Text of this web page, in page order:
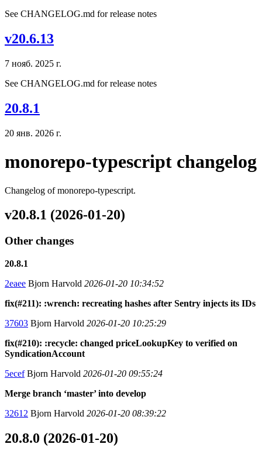
See CHANGELOG.md for release notes
v20.6.13
7 нояб. 2025 г.
See CHANGELOG.md for release notes
20.8.1
20 янв. 2026 г.
monorepo-typescript changelog
Changelog of monorepo-typescript.
v20.8.1 (2026-01-20)
Other changes
20.8.1
2eaee Bjorn Harvold 2026-01-20 10:34:52
fix(#211): :wrench: recreating hashes after Sentry injects its IDs
37603 Bjorn Harvold 2026-01-20 10:25:29
fix(#210): :recycle: changed priceLookupKey to verified on
SyndicationAccount
5ecefBjorn Harvold 2026-01-20 09:55:24
Merge branch ‘master’ into develop
32612 Bjorn Harvold 2026-01-20 08:39:22
20.8.0 (2026-01-20)